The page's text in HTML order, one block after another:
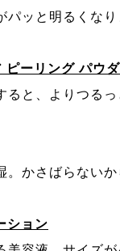
ッと明るくなり
ーリング パウ
と、よりつるっ
かさばらないか
ション